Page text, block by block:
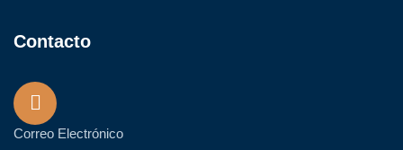
Contacto
Correo Electrónico